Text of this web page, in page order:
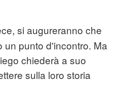
si augureranno che
un punto d'incontro. Ma
chiederà a suo
sulla loro storia